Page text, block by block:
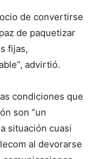
de convertirse
de paquetizar
fijas,
advirtió.
condiciones que
son “un
situación cuasi
al devorarse